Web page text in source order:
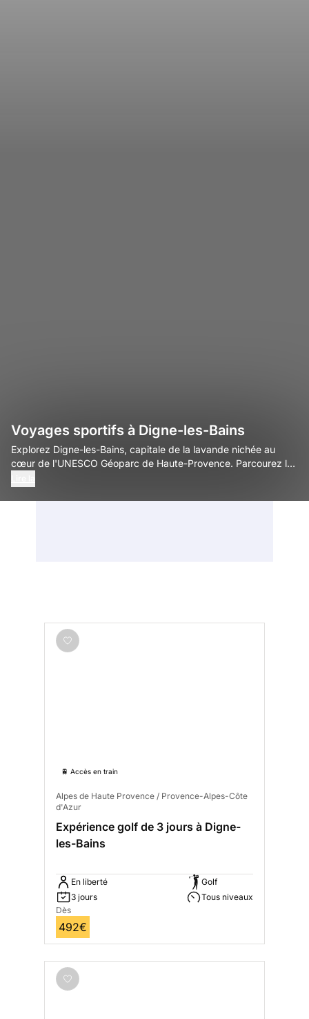
Voyages sportifs à Digne-les-Bains
Explorez Digne-les-Bains, capitale de la lavande nichée au
cœur de l'UNESCO Géoparc de Haute-Provence. Parcourez les
la barre des Dourbes, dévalez les pistes de VTT de ce territoire
mondialement reconnu pour le freeride, et profitez d'une pause
🚆 Accès en train
Alpes de Haute Provence / Provence-Alpes-Côte
d'Azur
Expérience golf de 3 jours à Digne-
les-Bains
En liberté
3 jours
Golf
Tous niveaux
Dès
492€